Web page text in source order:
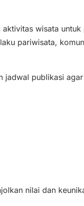
wisata
pariwisata,
publikasi
nilai dan